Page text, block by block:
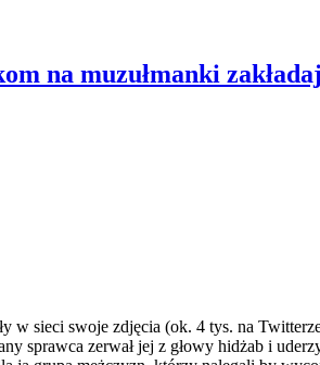
na muzułmanki
w sieci swoje zdjęcia (ok. 4 tys. na
sprawca zerwał jej z głowy hidżab i